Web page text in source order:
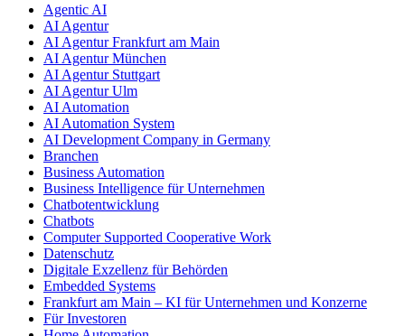
Agentic AI
AI Agentur
AI Agentur Frankfurt am Main
AI Agentur München
AI Agentur Stuttgart
AI Agentur Ulm
AI Automation
AI Automation System
AI Development Company in Germany
Branchen
Business Automation
Business Intelligence für Unternehmen
Chatbotentwicklung
Chatbots
Computer Supported Cooperative Work
Datenschutz
Digitale Exzellenz für Behörden
Embedded Systems
Frankfurt am Main – KI für Unternehmen und Konzerne
Für Investoren